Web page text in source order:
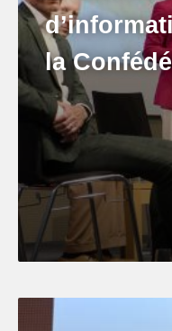
la